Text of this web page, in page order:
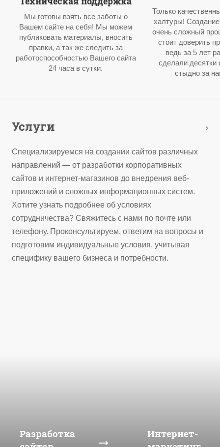
Мы готовы взять все заботы о
Вашем сайте на себя! Мы можем
публиковать материалы, вносить
правки, а так же следить за
работоспособностью Вашего сайта
24 часа в сутки.
Только
халтуры!
очень сложный
стоит доверить
ведь за 5 лет
сделали десятки
стыдно за
Услуги
Специализируемся на создании сайтов различных
направлений — от разработки корпоративных
сайтов и интернет-магазинов до внедрения веб-
приложений и сложных информационных систем.
Хотите узнать подробнее об условиях
сотрудничества? Свяжитесь с нами по почте или
телефону. Проконсультируем, ответим на вопросы и
подготовим индивидуальные условия, учитывая
специфику вашего бизнеса и потребности.
Разработка
Интернет-